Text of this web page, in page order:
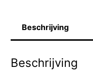
Beschrijving
Beschrijving